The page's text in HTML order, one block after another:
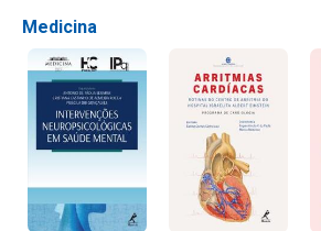
Medicina